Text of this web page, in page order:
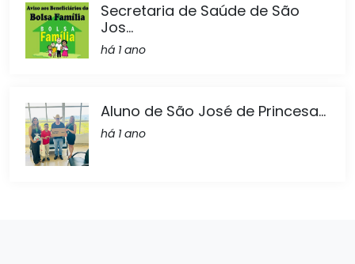
Secretaria de Saúde de São
Jos...
há 1 ano
Aluno de São José de Princesa...
há 1 ano